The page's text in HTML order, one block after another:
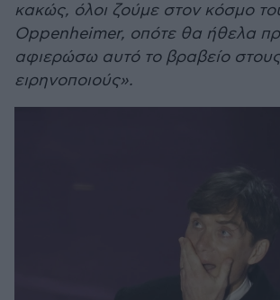
κακώς, όλοι ζούμε στον κόσμο
Oppenheimer, οπότε θα ήθελα
αφιερώσω αυτό το βραβείο
ειρηνοποιούς».